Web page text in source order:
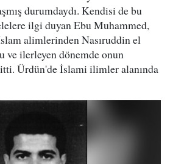
durumdaydı. Kendisi de bu
ilgi duyan Ebu Muhammed,
alimlerinden Nasıruddin el
ilerleyen dönemde onun
Ürdün'de İslami ilimler alanında